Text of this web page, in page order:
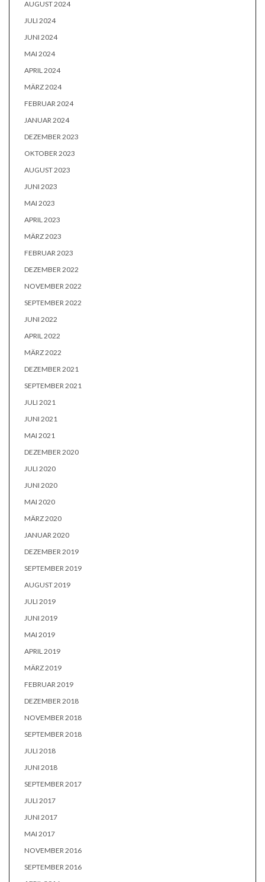
AUGUST 2024
JULI 2024
JUNI 2024
MAI 2024
APRIL 2024
MÄRZ 2024
FEBRUAR 2024
JANUAR 2024
DEZEMBER 2023
OKTOBER 2023
AUGUST 2023
JUNI 2023
MAI 2023
APRIL 2023
MÄRZ 2023
FEBRUAR 2023
DEZEMBER 2022
NOVEMBER 2022
SEPTEMBER 2022
JUNI 2022
APRIL 2022
MÄRZ 2022
DEZEMBER 2021
SEPTEMBER 2021
JULI 2021
JUNI 2021
MAI 2021
DEZEMBER 2020
JULI 2020
JUNI 2020
MAI 2020
MÄRZ 2020
JANUAR 2020
DEZEMBER 2019
SEPTEMBER 2019
AUGUST 2019
JULI 2019
JUNI 2019
MAI 2019
APRIL 2019
MÄRZ 2019
FEBRUAR 2019
DEZEMBER 2018
NOVEMBER 2018
SEPTEMBER 2018
JULI 2018
JUNI 2018
SEPTEMBER 2017
JULI 2017
JUNI 2017
MAI 2017
NOVEMBER 2016
SEPTEMBER 2016